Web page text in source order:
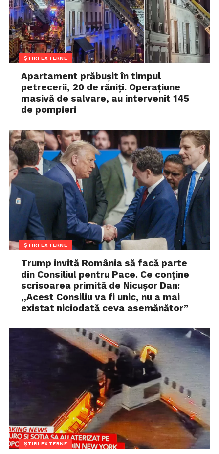
ȘTIRI EXTERNE
Apartament prăbușit în timpul
petrecerii, 20 de răniți. Operațiune
masivă de salvare, au intervenit 145
de pompieri
ȘTIRI EXTERNE
Trump invită România să facă parte
din Consiliul pentru Pace. Ce conține
scrisoarea primită de Nicușor Dan:
„Acest Consiliu va fi unic, nu a mai
existat niciodată ceva asemănător”
ȘTIRI EXTERNE